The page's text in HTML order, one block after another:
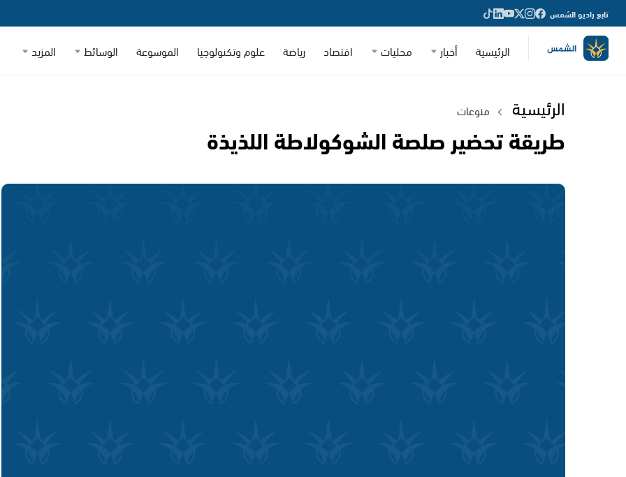
تابع راديو الشمس
الرئيسية أخبار محليات اقتصاد رياضة علوم وتكنولوجيا الموسوعة الوسائط المزيد
الرئيسية منوعات
طريقة تحضير صلصة الشوكولاطة اللذيذة